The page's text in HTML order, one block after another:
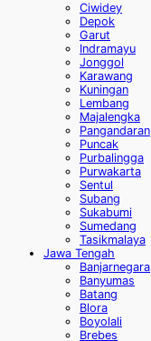
Ciwidey
Depok
Garut
Indramayu
Jonggol
Karawang
Kuningan
Lembang
Majalengka
Pangandaran
Puncak
Purbalingga
Purwakarta
Sentul
Subang
Sukabumi
Sumedang
Tasikmalaya
Jawa Tengah
Banjarnegara
Banyumas
Batang
Blora
Boyolali
Brebes